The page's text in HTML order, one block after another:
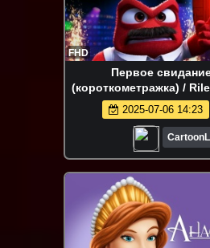
FHD
Первое
(короткометражка) / Riley's First Date?
(США, 2015)
2025-07-06 14:23